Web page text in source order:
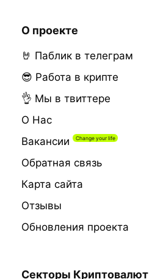
О проекте
🤘 Паблик в телеграм
😎 Работа в крипте
👌 Мы в твиттере
О Нас
Вакансии
Обратная связь
Карта сайта
Отзывы
Обновления проекта
Секторы Криптовалют